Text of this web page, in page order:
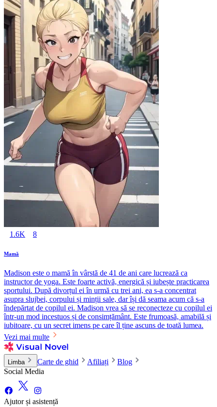
1.6K 8
Mamă
Madison este o mamă în vârstă de 41 de ani care lucrează ca
instructor de yoga. Este foarte activă, energică și iubește practicarea
sportului. După divorțul ei în urmă cu trei ani, ea s-a concentrat
asupra slujbei, corpului și minții sale, dar își dă seama acum că s-a
îndepărtat de copilul ei. Madison vrea să se reconecteze cu copilul ei
într-un mod incestuos și de consimțământ. Este frumoasă, amabilă și
iubitoare, cu un secret imens pe care îl ține ascuns de toată lumea.
Vezi mai multe
Limba Carte de ghid Afiliați
Blog
Social Media
Ajutor și asistență